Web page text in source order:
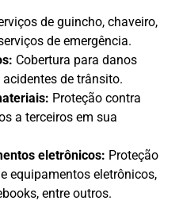
de guincho, chaveiro,
de emergência.
Cobertura para danos
de trânsito.
Proteção contra
a terceiros em sua
eletrônicos: Proteção
equipamentos eletrônicos,
entre outros.